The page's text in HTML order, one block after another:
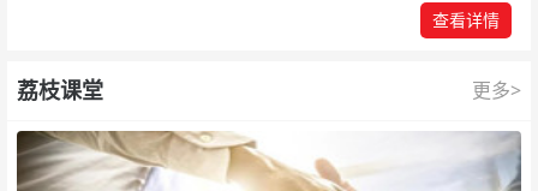
查看详情
荔枝课堂 更多>